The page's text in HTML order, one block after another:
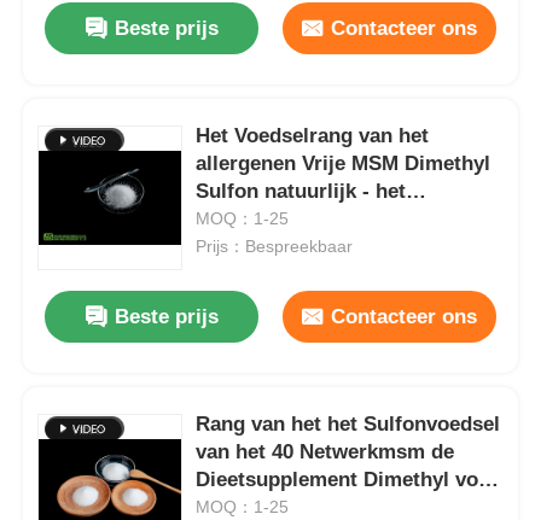
Producten
Beste prijs Contacteer ons
Het Voedselrang van het
allergenen Vrije MSM Dimethyl
Sulfon natuurlijk - het
voorkomen Zwavel
MOQ：1-25
Prijs：Bespreekbaar
Beste prijs Contacteer ons
Rang van het het Sulfonvoedsel
van het 40 Netwerkmsm de
Dieetsupplement Dimethyl voor
Spierschade
MOQ：1-25